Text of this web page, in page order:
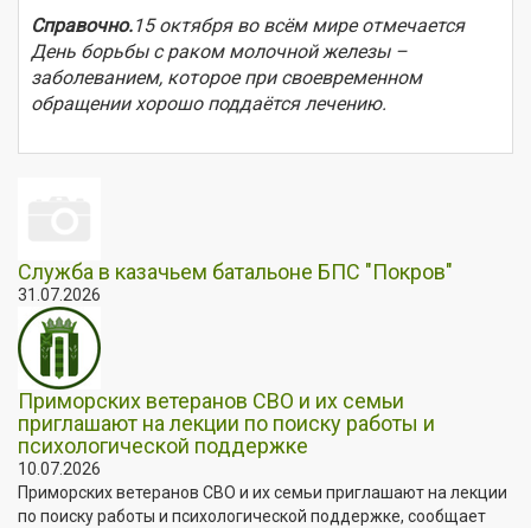
Справочно.15 октября во всём мире отмечается
День борьбы с раком молочной железы –
заболеванием, которое при своевременном
обращении хорошо поддаётся лечению.
Служба в казачьем батальоне БПС "Покров"
31.07.2026
Приморских ветеранов СВО и их семьи
приглашают на лекции по поиску работы и
психологической поддержке
10.07.2026
Приморских ветеранов СВО и их семьи приглашают на лекции
по поиску работы и психологической поддержке, сообщает